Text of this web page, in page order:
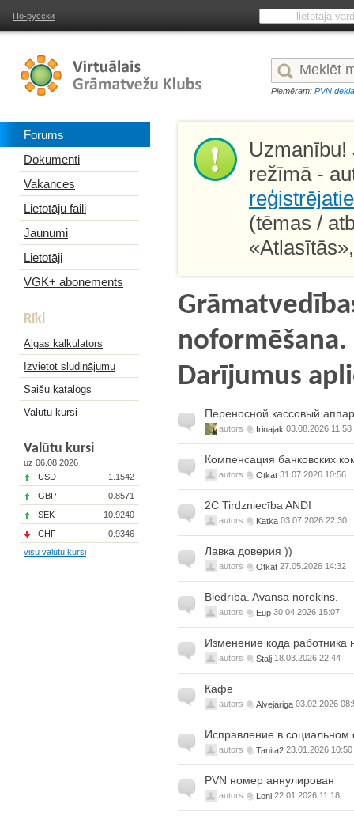
По-русски
Piemēram: PVN
Forums
Dokumenti
Vakances
Lietotāju faili
Jaunumi
Lietotāji
VGK+ abonements
Rīki
Algas kalkulators
Izvietot sludinājumu
Saišu katalogs
Valūtu kursi
Valūtu kursi
uz 06.08.2026
USD
1.1542
GBP
0.8571
SEK
10.9240
CHF
0.9346
visu valūtu kursi
Uzmanību!
režīmā -
(tēmas /
Darījumus
Переносной кассовый
autors Irinajak 03.08.2026 11:58
Компенсация банковских
autors Otkat 31.07.2026 10:56
2C Tirdzniecība ANDI
autors Katka 03.07.2026 22:30
Лавка доверия ))
autors Otkat 27.05.2026 14:32
Biedrība. Avansa norēķins.
autors Eup 30.04.2026 15:07
Изменение кода работника
autors Stalj 18.03.2026 22:44
Кафе
autors Alvejariga 03.02.2026
Исправление в социальном
autors Tanita2 23.01.2026 10:50
PVN номер аннулирован
autors Loni 22.01.2026 11:18